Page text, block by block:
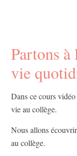
Partons
vie
Dans ce cours
vie au collège.
Nous allons
au collège.